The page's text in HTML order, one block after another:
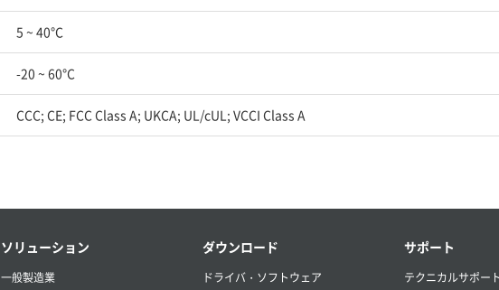
5 ~ 40°C
-20 ~ 60°C
CCC; CE; FCC Class A; UKCA; UL/cUL; VCCI Class A
ソリューション
一般製造業
ダウンロード
ドライバ・ソフトウェア
サポート
テクニカルサポート